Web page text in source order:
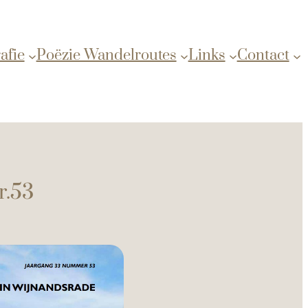
Poëzie Wandelroutes Links Contact